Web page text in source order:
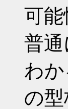
可
普
わ
の